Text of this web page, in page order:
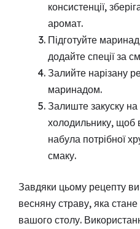
консистенції,
аромат.
Підготуйте
додайте спеції за
Залийте нарізану
маринадом.
Залиште закуску на
холодильнику, щоб
набула потрібної
смаку.
Завдяки цьому рецепту
весняну страву, яка
вашого столу.